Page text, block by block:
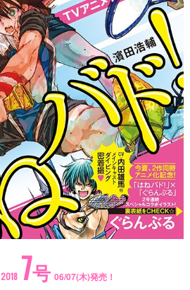
2018 7号 06/07(木)発売！